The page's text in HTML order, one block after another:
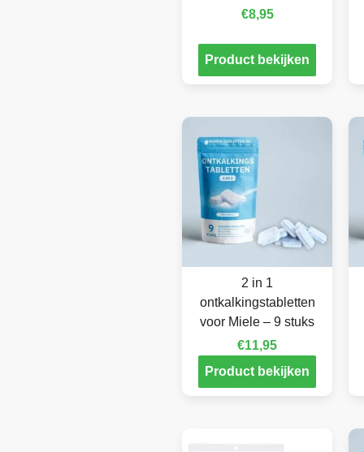
€8,95
Product bekijken
2 in 1
ontkalkingstabletten
voor Miele – 9 stuks
€11,95
Product bekijken